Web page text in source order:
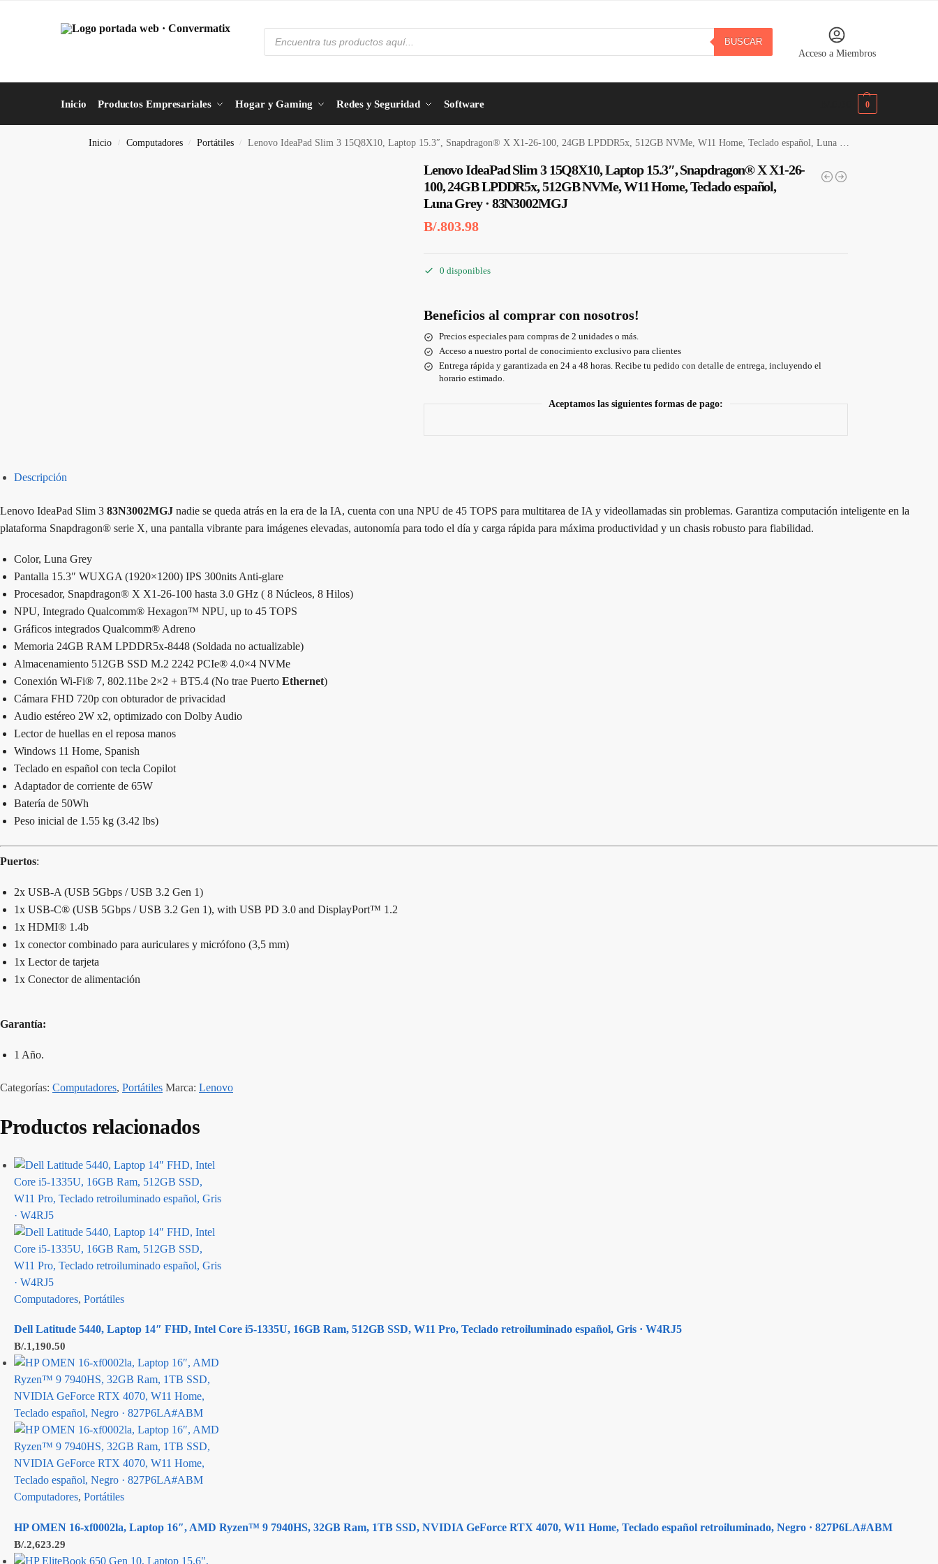
BUSCAR
Acceso a Miembros
Inicio Productos Empresariales Hogar y Gaming Redes y Seguridad Software 0
Inicio / Computadores / Portátiles / Lenovo IdeaPad Slim 3 15Q8X10, Laptop 15.3″, Snapdragon® X X1-26-100, 24GB LPDDR5x, 512GB NVMe, W11 Home, Teclado español, Luna Grey · 83N3002MGJ
Lenovo IdeaPad Slim 3 15Q8X10, Laptop 15.3″, Snapdragon® X X1-26-
100, 24GB LPDDR5x, 512GB NVMe, W11 Home, Teclado español,
Luna Grey · 83N3002MGJ
B/.803.98
0 disponibles
Beneficios al comprar con nosotros!
Precios especiales para compras de 2 unidades o más.
Acceso a nuestro portal de conocimiento exclusivo para clientes
Entrega rápida y garantizada en 24 a 48 horas. Recibe tu pedido con detalle de entrega, incluyendo el
horario estimado.
Aceptamos las siguientes formas de pago:
Descripción
Lenovo IdeaPad Slim 3 83N3002MGJ nadie se queda atrás en la era de la IA, cuenta con una NPU de 45 TOPS para multitarea de IA y videollamadas sin problemas. Garantiza computación inteligente en la
plataforma Snapdragon® serie X, una pantalla vibrante para imágenes elevadas, autonomía para todo el día y carga rápida para máxima productividad y un chasis robusto para fiabilidad.
Color, Luna Grey
Pantalla 15.3″ WUXGA (1920×1200) IPS 300nits Anti-glare
Procesador, Snapdragon® X X1-26-100 hasta 3.0 GHz ( 8 Núcleos, 8 Hilos)
NPU, Integrado Qualcomm® Hexagon™ NPU, up to 45 TOPS
Gráficos integrados Qualcomm® Adreno
Memoria 24GB RAM LPDDR5x-8448 (Soldada no actualizable)
Almacenamiento 512GB SSD M.2 2242 PCIe® 4.0×4 NVMe
Conexión Wi-Fi® 7, 802.11be 2×2 + BT5.4 (No trae Puerto Ethernet)
Cámara FHD 720p con obturador de privacidad
Audio estéreo 2W x2, optimizado con Dolby Audio
Lector de huellas en el reposa manos
Windows 11 Home, Spanish
Teclado en español con tecla Copilot
Adaptador de corriente de 65W
Batería de 50Wh
Peso inicial de 1.55 kg (3.42 lbs)
Puertos:
2x USB-A (USB 5Gbps / USB 3.2 Gen 1)
1x USB-C® (USB 5Gbps / USB 3.2 Gen 1), with USB PD 3.0 and DisplayPort™ 1.2
1x HDMI® 1.4b
1x conector combinado para auriculares y micrófono (3,5 mm)
1x Lector de tarjeta
1x Conector de alimentación
Garantía:
1 Año.
Categorías: Computadores, Portátiles Marca: Lenovo
Productos relacionados
Computadores, Portátiles
Dell Latitude 5440, Laptop 14″ FHD, Intel Core i5-1335U, 16GB Ram, 512GB SSD, W11 Pro, Teclado retroiluminado español, Gris · W4RJ5
B/.1,190.50
Computadores, Portátiles
HP OMEN 16-xf0002la, Laptop 16″, AMD Ryzen™ 9 7940HS, 32GB Ram, 1TB SSD, NVIDIA GeForce RTX 4070, W11 Home, Teclado español retroiluminado, Negro · 827P6LA#ABM
B/.2,623.29